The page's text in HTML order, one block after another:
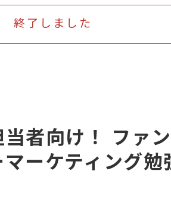
終了しました
者向け！ ファ
ーケティング